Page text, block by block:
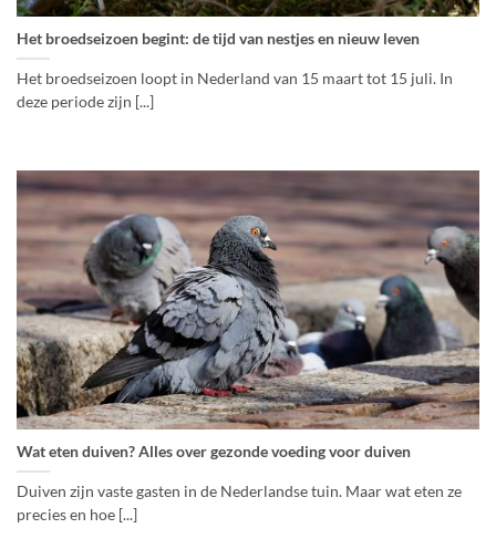
Het broedseizoen begint: de tijd van nestjes en nieuw leven
Het broedseizoen loopt in Nederland van 15 maart tot 15 juli. In
deze periode zijn [...]
Wat eten duiven? Alles over gezonde voeding voor duiven
Duiven zijn vaste gasten in de Nederlandse tuin. Maar wat eten ze
precies en hoe [...]